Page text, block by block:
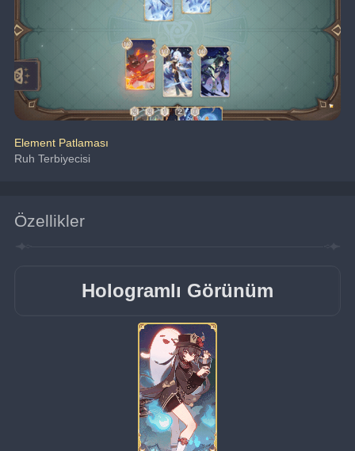
Element Patlaması
Ruh Terbiyecisi
Özellikler
Hologramlı Görünüm